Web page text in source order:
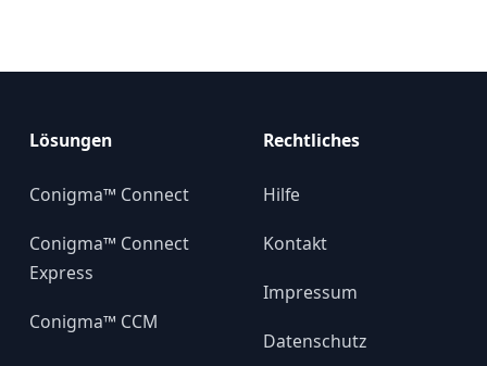
Lösungen
Conigma™ Connect
Conigma™ Connect
Express
Conigma™ CCM
Rechtliches
Hilfe
Kontakt
Impressum
Datenschutz